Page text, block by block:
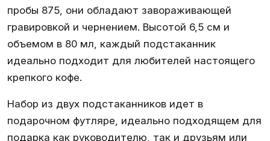
пробы 875, они обладают завораживающей
гравировкой и чернением. Высотой 6,5 см и
объемом в 80 мл, каждый подстаканник
идеально подходит для любителей настоящего
крепкого кофе.
Набор из двух подстаканников идет в
подарочном футляре, идеально подходящем для
подарка как руководителю, так и друзьям или